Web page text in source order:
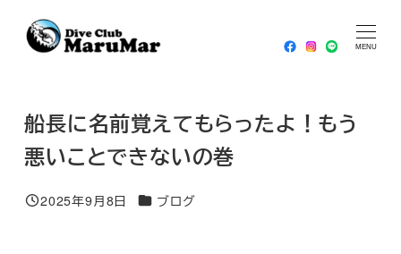
MENU
HOME ブログ
船長に名前覚えてもらったよ！もう悪いこ
とできないの巻
船長に名前覚えてもらったよ！もう
悪いことできないの巻
投稿日
2025年9月8日 カテゴリー
ブログ